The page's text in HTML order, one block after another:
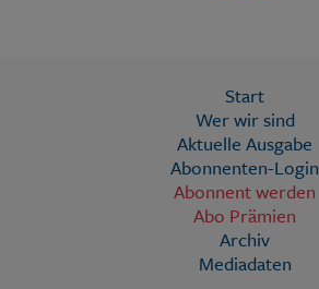
Start
Wer wir sind
Aktuelle Ausgabe
Abonnenten-Login
Abonnent werden
Abo Prämien
Archiv
Mediadaten